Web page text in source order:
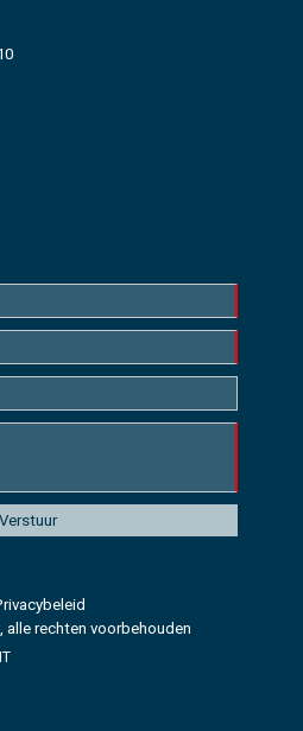
, alle rechten voorbehouden